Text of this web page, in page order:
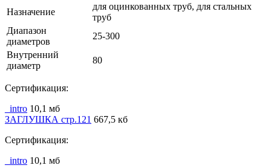
Назначение
для оцинкованных труб, для стальных
труб
Диапазон
диаметров
25-300
Внутренний
диаметр
80
Сертификация:
_intro 10,1 мб
ЗАГЛУШКА стр.121 667,5 кб
Сертификация:
_intro 10,1 мб